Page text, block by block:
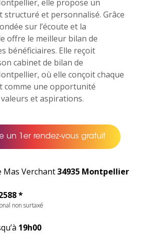
elle propose un
structuré et personnalisé. Grâce
sur l’écoute et la
offre le meilleur bilan de
bénéficiaires. Elle reçoit
cabinet de bilan de
où elle conçoit chaque
comme une opportunité
et aspirations.
un 1er rendez-vous gratuit
Mas Verchant34935 Montpellier
*
non surtaxé
19h00